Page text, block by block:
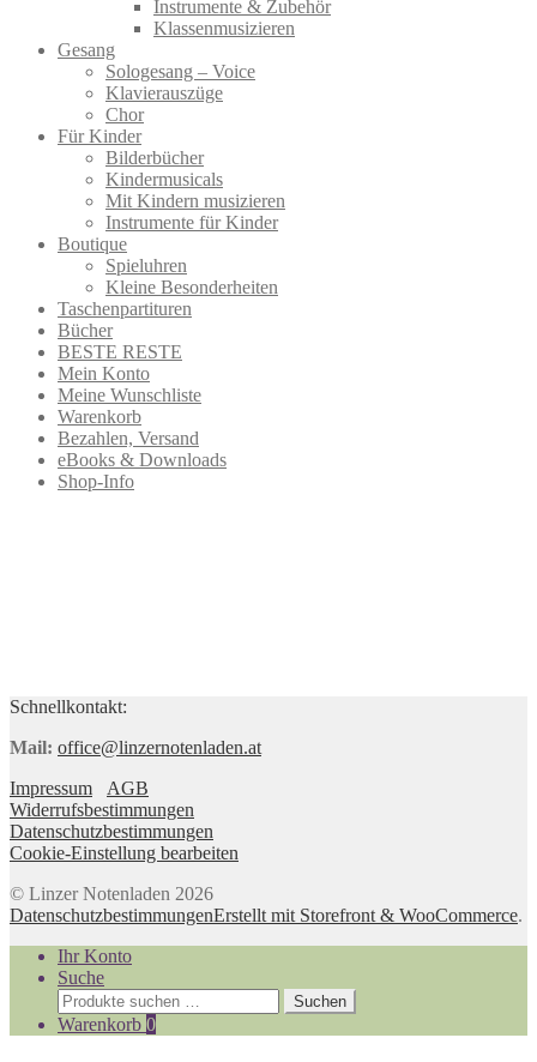
Instrumente & Zubehör
Klassenmusizieren
Gesang
Sologesang – Voice
Klavierauszüge
Chor
Für Kinder
Bilderbücher
Kindermusicals
Mit Kindern musizieren
Instrumente für Kinder
Boutique
Spieluhren
Kleine Besonderheiten
Taschenpartituren
Bücher
BESTE RESTE
Mein Konto
Meine Wunschliste
Warenkorb
Bezahlen, Versand
eBooks & Downloads
Shop-Info
Schnellkontakt:
Mail: office@linzernotenladen.at
Impressum
AGB
Widerrufsbestimmungen
Datenschutzbestimmungen
Cookie-Einstellung bearbeiten
© Linzer Notenladen 2026
DatenschutzbestimmungenErstellt mit Storefront & WooCommerce.
Ihr Konto
Suche
Suchen
nach:
Suchen
Warenkorb 0